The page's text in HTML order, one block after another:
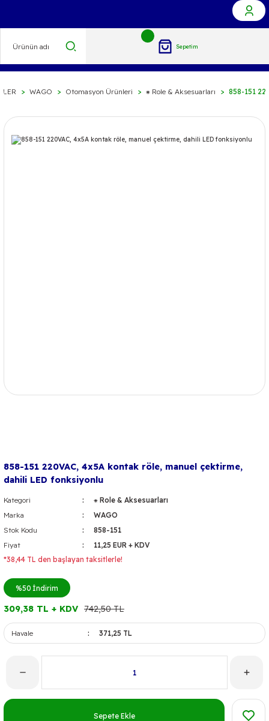
Sepetim
WAGO Otomasyon Ürünleri ⁕ Role & Aksesuarları 858-151
858-151 220VAC, 4x5A kontak röle, manuel çektirme,
dahili LED fonksiyonlu
Kategori
⁕ Role & Aksesuarları
Marka
WAGO
Stok Kodu
858-151
Fiyat
11,25 EUR + KDV
*38,44 TL den başlayan taksitlerle!
%50 İndirim
309,38 TL + KDV 742,50 TL
Havale 371,25 TL
Sepete Ekle